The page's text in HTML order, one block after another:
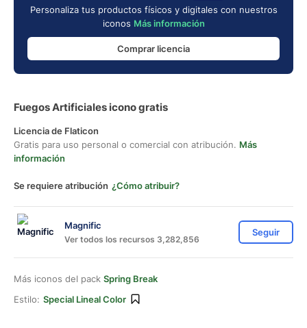
Personaliza tus productos físicos y digitales con nuestros
iconos Más información
Comprar licencia
Fuegos Artificiales icono gratis
Licencia de Flaticon
Gratis para uso personal o comercial con atribución. Más
información
Se requiere atribución ¿Cómo atribuir?
Magnific
Ver todos los recursos 3,282,856
Seguir
Más iconos del pack Spring Break
Estilo: Special Lineal Color